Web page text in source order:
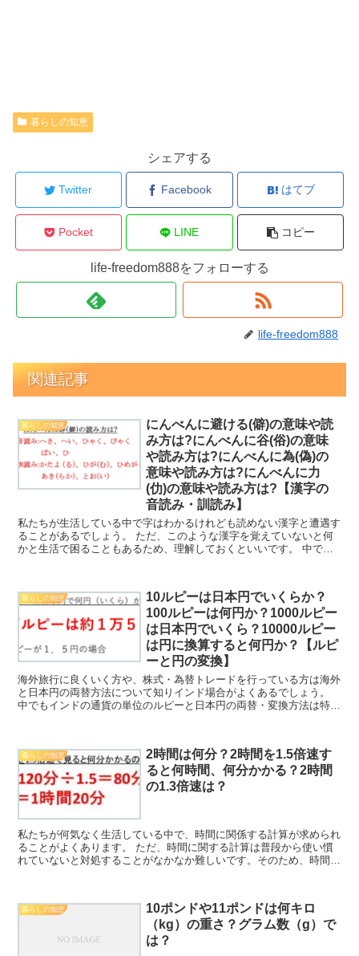
暮らしの知恵
シェアする
Twitter Facebook はてブ
Pocket LINE コピー
life-freedom888をフォローする
life-freedom888
関連記事
暮らしの知恵
にんべんに避ける(僻)の意味や読
み方は?にんべんに谷(俗)の意味
や読み方は?にんべんに為(偽)の
意味や読み方は?にんべんに力
(仂)の意味や読み方は?【漢字の
音読み・訓読み】
私たちが生活している中で字はわかるけれども読めない漢字と遭遇す
ることがあるでしょう。 ただ、このような漢字を覚えていないと何
かと生活で困ることもあるため、理解しておくといいです。 中でも
暮らしの知恵
10ルピーは日本円でいくらか？
100ルピーは何円か？1000ルピー
は日本円でいくら？10000ルピー
は円に換算すると何円か？【ルピ
ーと円の変換】
海外旅行に良くいく方や、株式・為替トレードを行っている方は海外
と日本円の両替方法について知りインド場合がよくあるでしょう。
中でもインドの通貨の単位のルピーと日本円の両替・変換方法は特に
暮らしの知恵
2時間は何分？2時間を1.5倍速す
ると何時間、何分かかる？2時間
の1.3倍速は？
私たちが何気なく生活している中で、時間に関係する計算が求められ
ることがよくあります。 ただ、時間に関する計算は普段から使い慣
れていないと対処することがなかなか難しいです。そのため、時間の
暮らしの知恵
10ポンドや11ポンドは何キロ
（kg）の重さ？グラム数（g）で
は？